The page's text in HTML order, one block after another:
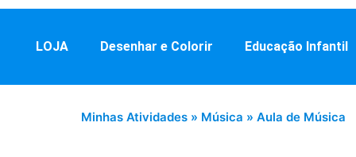
LOJA Desenhar e Colorir Educação Infantil
Minhas Atividades » Música » Aula de Música